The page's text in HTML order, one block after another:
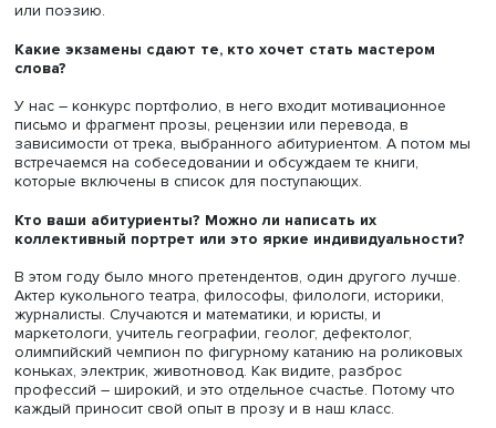
переводчик, литературный критик, а с этого года у нас
трека, должен уметь писать, переводить, анализировать
начитанным. Поэтому у нас читаются просветительские
по истории русской классической и современной
русского и зарубежного романа. У нас несколько
теоретических курсов, объясняющих законы
И все два года мы ведем творческие семинары, на
учим собственно ремеслу. Рассказываем, как помочь
героя, как добиться того, чтобы читатель смеялся,
или просто спокойно размышлял вместе с тобой? Ну, и
есть курсы «для воздуха» -- про современный театр,
или поэзию.
Какие экзамены сдают те, кто хочет стать
слова?